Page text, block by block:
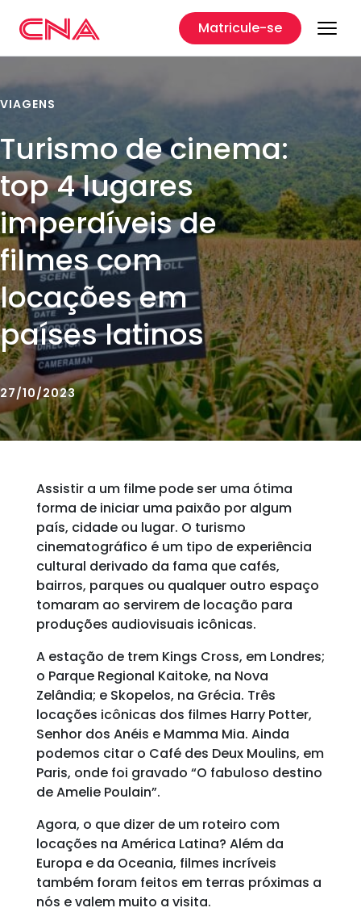
Matricule-se
VIAGENS
Turismo de cinema:
top 4 lugares
imperdíveis de
filmes com
locações em
países latinos
27/10/2023
Assistir a um filme pode ser uma ótima
forma de iniciar uma paixão por algum
país, cidade ou lugar. O turismo
cinematográfico é um tipo de experiência
cultural derivado da fama que cafés,
bairros, parques ou qualquer outro espaço
tomaram ao servirem de locação para
produções audiovisuais icônicas.
A estação de trem Kings Cross, em Londres;
o Parque Regional Kaitoke, na Nova
Zelândia; e Skopelos, na Grécia. Três
locações icônicas dos filmes Harry Potter,
Senhor dos Anéis e Mamma Mia. Ainda
podemos citar o Café des Deux Moulins, em
Paris, onde foi gravado “O fabuloso destino
de Amelie Poulain”.
Agora, o que dizer de um roteiro com
locações na América Latina? Além da
Europa e da Oceania, filmes incríveis
também foram feitos em terras próximas a
nós e valem muito a visita.